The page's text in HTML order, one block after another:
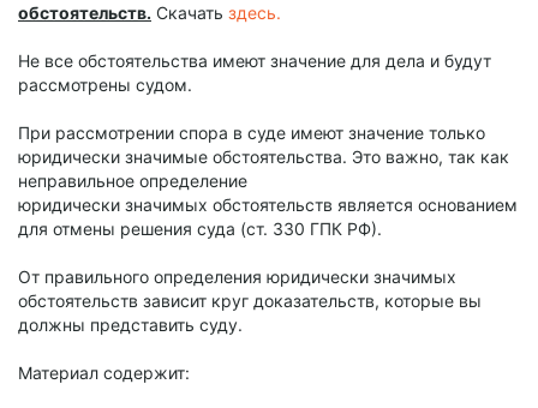
обстоятельств. Скачать здесь.
Не все обстоятельства имеют значение для дела и будут
рассмотрены судом.
При рассмотрении спора в суде имеют значение только
юридически значимые обстоятельства. Это важно, так как
неправильное определение
юридически значимых обстоятельств является основанием
для отмены решения суда (ст. 330 ГПК РФ).
От правильного определения юридически значимых
обстоятельств зависит круг доказательств, которые вы
должны представить суду.
Материал содержит: